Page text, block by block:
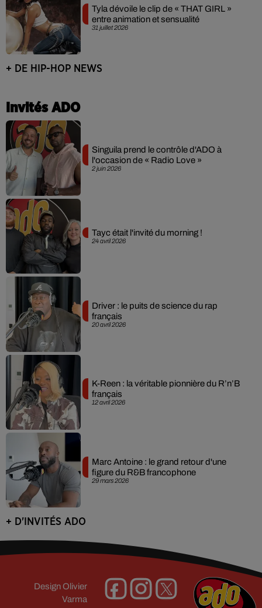
31 juillet 2026
Tyla dévoile le clip de « THAT GIRL »
entre animation et sensualité
+ DE HIP-HOP NEWS
Invités ADO
2 juin 2026
Singuila prend le contrôle d'ADO à
l'occasion de « Radio Love »
24 avril 2026
Tayc était l'invité du morning !
20 avril 2026
Driver : le puits de science du rap
français
12 avril 2026
K-Reen : la véritable pionnière du R’n’B
français
29 mars 2026
Marc Antoine : le grand retour d'une
figure du R&B francophone
+ D'INVITÉS ADO
Design Olivier
Varma